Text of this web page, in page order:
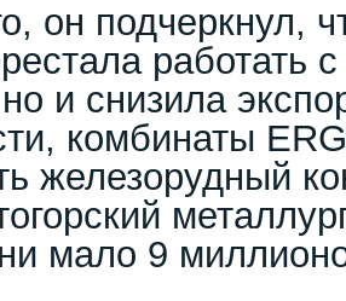
он подчеркнул,
работать
и снизила
комбинаты
железорудный
мало 9